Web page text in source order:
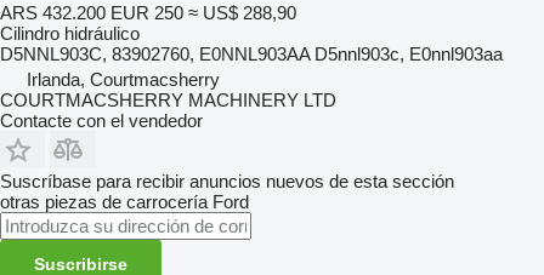
ARS 432.200 EUR 250 ≈ US$ 288,90
Cilindro hidráulico
D5NNL903C, 83902760, E0NNL903AA D5nnl903c, E0nnl903aa
Irlanda, Courtmacsherry
COURTMACSHERRY MACHINERY LTD
Contacte con el vendedor
Suscríbase para recibir anuncios nuevos de esta sección
otras piezas de carrocería Ford
Suscribirse